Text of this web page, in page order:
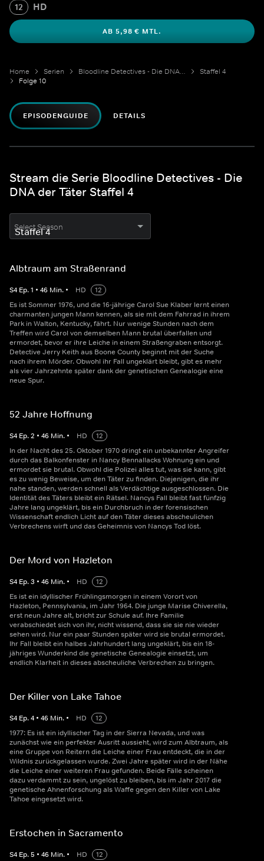
12 HD
AB 5,98 € MTL.
Home Serien Bloodline Detectives - Die DNA der Täter
Staffel 4
Folge 10
EPISODENGUIDE DETAILS
Stream die Serie Bloodline Detectives - Die
DNA der Täter Staffel 4
Select Season
Albtraum am Straßenrand
S4 Ep.1 • 46 Min. • HD
12
Es ist Sommer 1976, und die 16-jährige Carol Sue Klaber lernt einen
charmanten jungen Mann kennen, als sie mit dem Fahrrad in ihrem
Park in Walton, Kentucky, fährt. Nur wenige Stunden nach dem
Treffen wird Carol von demselben Mann brutal überfallen und
ermordet, bevor er ihre Leiche in einem Straßengraben entsorgt.
Detective Jerry Keith aus Boone County beginnt mit der Suche
nach ihrem Mörder. Obwohl ihr Fall ungeklärt bleibt, gibt es mehr
als vier Jahrzehnte später dank der genetischen Genealogie eine
neue Spur.
52 Jahre Hoffnung
S4 Ep.2 • 46 Min. • HD
12
In der Nacht des 25. Oktober 1970 dringt ein unbekannter Angreifer
durch das Balkonfenster in Nancy Bennallacks Wohnung ein und
ermordet sie brutal. Obwohl die Polizei alles tut, was sie kann, gibt
es zu wenig Beweise, um den Täter zu finden. Diejenigen, die ihr
nahe standen, werden schnell als Verdächtige ausgeschlossen. Die
Identität des Täters bleibt ein Rätsel. Nancys Fall bleibt fast fünfzig
Jahre lang ungeklärt, bis ein Durchbruch in der forensischen
Wissenschaft endlich Licht auf den Täter dieses abscheulichen
Verbrechens wirft und das Geheimnis von Nancys Tod löst.
Der Mord von Hazleton
S4 Ep.3 • 46 Min. • HD
12
Es ist ein idyllischer Frühlingsmorgen in einem Vorort von
Hazleton, Pennsylvania, im Jahr 1964. Die junge Marise Chiverella,
erst neun Jahre alt, bricht zur Schule auf. Ihre Familie
verabschiedet sich von ihr, nicht wissend, dass sie sie nie wieder
sehen wird. Nur ein paar Stunden später wird sie brutal ermordet.
Ihr Fall bleibt ein halbes Jahrhundert lang ungeklärt, bis ein 18-
jähriges Wunderkind die genetische Genealogie einsetzt, um
endlich Klarheit in dieses abscheuliche Verbrechen zu bringen.
Der Killer von Lake Tahoe
S4 Ep.4 • 46 Min. • HD
12
1977: Es ist ein idyllischer Tag in der Sierra Nevada, und was
zunächst wie ein perfekter Ausritt aussieht, wird zum Albtraum, als
eine Gruppe von Reitern die Leiche einer Frau entdeckt, die in der
Wildnis zurückgelassen wurde. Zwei Jahre später wird in der Nähe
die Leiche einer weiteren Frau gefunden. Beide Fälle scheinen
dazu verdammt zu sein, ungelöst zu bleiben, bis im Jahr 2017 die
genetische Ahnenforschung als Waffe gegen den Killer von Lake
Tahoe eingesetzt wird.
Erstochen in Sacramento
S4 Ep.5 • 46 Min. • HD 12